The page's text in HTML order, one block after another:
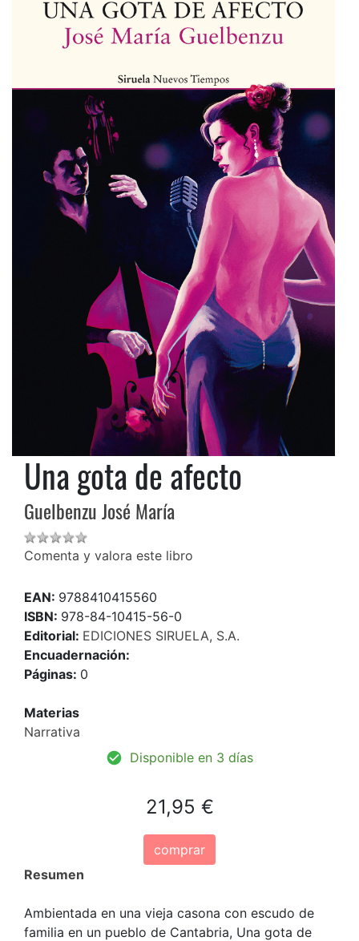
Una gota de afecto
Guelbenzu José María
Comenta y valora este libro
EAN: 9788410415560
ISBN: 978-84-10415-56-0
Editorial: EDICIONES SIRUELA, S.A.
Encuadernación:
Páginas: 0
Materias
Narrativa
Disponible en 3 días
21,95 €
comprar
Resumen
Ambientada en una vieja casona con escudo de
familia en un pueblo de Cantabria, Una gota de